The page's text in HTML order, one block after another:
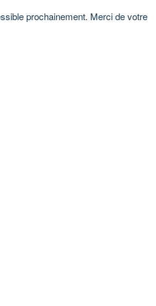
prochainement. Merci de votre